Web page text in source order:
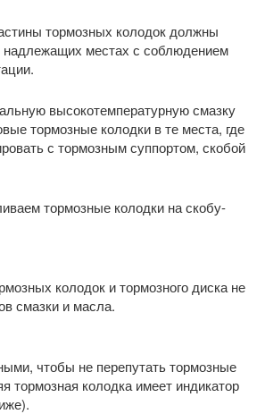
тормозных колодок должны
надлежащих местах с соблюдением
высокотемпературную смазку
тормозные колодки в те места, где
с тормозным суппортом, скобой
тормозные колодки на скобу-
колодок и тормозного диска не
смазки и масла.
чтобы не перепутать тормозные
тормозная колодка имеет индикатор